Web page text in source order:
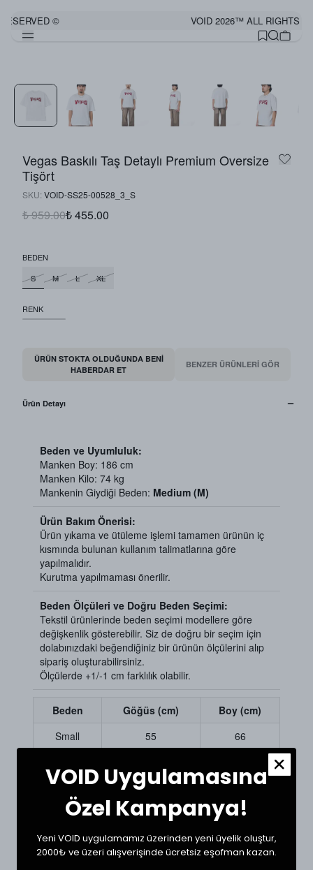
© VOID 2026™ ALL RIGHTS
Vegas Baskılı Taş Detaylı Premium Oversize
Tişört
SKU: VOID-SS25-00528_3_S
₺ 959.00₺ 455.00
BEDEN
S
M L XL
RENK
ÜRÜN STOKTA OLDUĞUNDA BENI
HABERDAR ET
BENZER ÜRÜNLERİ GÖR
Ürün Detayı
Beden ve Uyumluluk:
Manken Boy: 186 cm
Manken Kilo: 74 kg
Mankenin Giydiği Beden: Medium (M)
Ürün Bakım Önerisi:
Ürün yıkama ve ütüleme işlemi tamamen ürünün iç
kısmında bulunan kullanım talimatlarına göre
yapılmalıdır.
Kurutma yapılmaması önerilir.
Beden Ölçüleri ve Doğru Beden Seçimi:
Tekstil ürünlerinde beden seçimi modellere göre
değişkenlik gösterebilir. Siz de doğru bir seçim için
dolabınızdaki beğendiğiniz bir ürünün ölçülerini alıp
sipariş oluşturabilirsiniz.
Ölçülerde +1/-1 cm farklılık olabilir.
Beden Göğüs (cm)
Boy (cm)
Small
55
66
Large
59
68
XLarge
60 73
VOID Uygulamasına
Özel Kampanya!
Yeni VOID uygulamamız üzerinden yeni üyelik oluştur,
2000₺ ve üzeri alışverişinde ücretsiz eşofman kazan.